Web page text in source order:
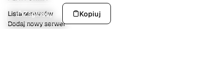
Zagłosuj Kopiuj
Lista serwerów
Dodaj nowy serwer